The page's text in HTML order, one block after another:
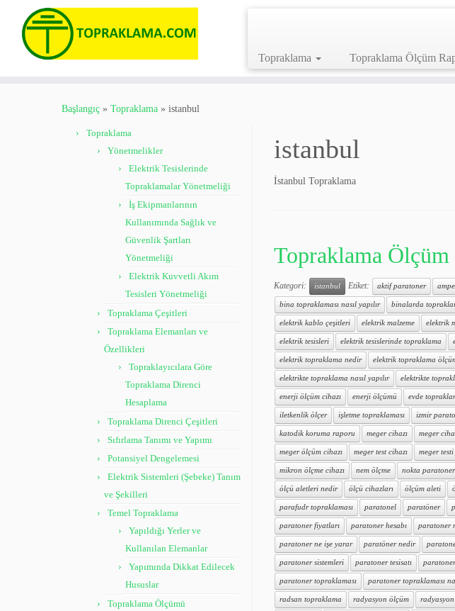
Topraklama Topraklama Ölçüm
Başlangıç » Topraklama » istanbul
Topraklama
Yönetmelikler
Elektrik Tesislerinde
Topraklamalar Yönetmeliği
İş Ekipmanlarının
Kullanımında Sağlık ve
Güvenlik Şartları
Yönetmeliği
Elektrik Kuvvetli Akım
Tesisleri Yönetmeliği
Topraklama Çeşitleri
Topraklama Elemanları ve
Özellikleri
Topraklayıcılara Göre
Topraklama Direnci
Hesaplama
Topraklama Direnci Çeşitleri
Sıfırlama Tanımı ve Yapımı
Potansiyel Dengelemesi
Elektrik Sistemleri (Şebeke) Tanım
ve Şekilleri
Temel Topraklama
Yapıldığı Yerler ve
Kullanılan Elemanlar
Yapımında Dikkat Edilecek
Hususlar
Topraklama Ölçümü
istanbul
İstanbul Topraklama
Topraklama Ölçüm
Kategori: istanbul Etiket: aktif paratoner
bina topraklaması nasıl yapılır binalarda
elektrik kablo çeşitleri elektrik malzeme elektrik
elektrik tesisleri elektrik tesislerinde topraklama
elektrik topraklama nedir elektrik topraklama
elektrikte topraklama nasıl yapılır elektrikte
enerji ölçüm cihazı enerji ölçümü evde
iletkenlik ölçer işletme topraklaması izmir
katodik koruma raporu meger cihazı meger
meger ölçüm cihazı meger test cihazı meger testi
mikron ölçme cihazı nem ölçme nokta paratoner
ölçü aletleri nedir ölçü cihazları ölçüm aleti
parafudr topraklaması paratonel paratöner
paratoner fiyatları paratoner hesabı paratoner
paratoner ne işe yarar paratöner nedir
paratoner sistemleri paratoner tesisatı paratoner
paratoner topraklaması paratoner topraklaması
radsan topraklama radyasyon ölçüm